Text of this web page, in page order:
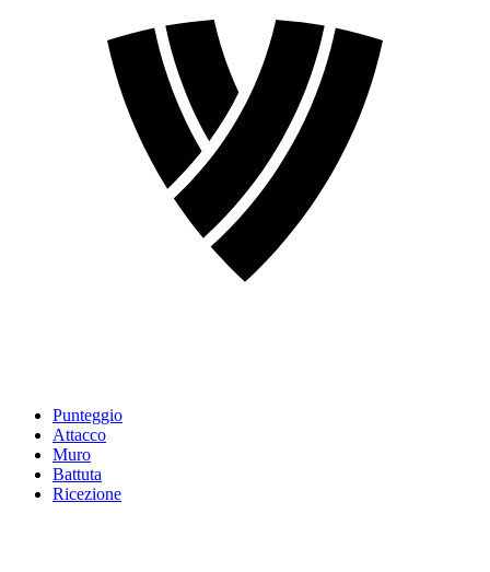
Punteggio
Attacco
Muro
Battuta
Ricezione